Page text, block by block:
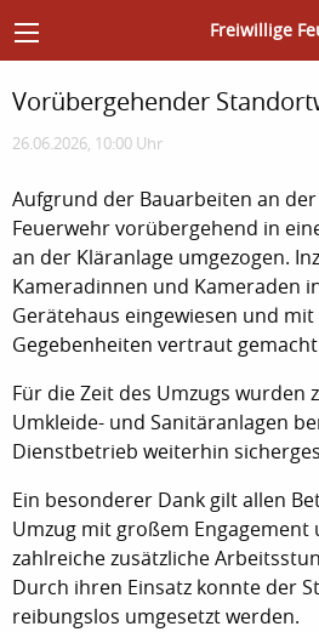
Freiwillige
Vorübergehender
26.06.2026, 10:00 Uhr
Aufgrund der Bauarbeiten an
Feuerwehr vorübergehend in
an der Kläranlage umgezogen.
Kameradinnen und Kameraden
Gerätehaus eingewiesen und
Gegebenheiten vertraut
Für die Zeit des Umzugs wurden
Umkleide- und Sanitäranlagen
Dienstbetrieb weiterhin
Ein besonderer Dank gilt allen
Umzug mit großem
zahlreiche zusätzliche
Durch ihren Einsatz konnte der
reibungslos umgesetzt werden.